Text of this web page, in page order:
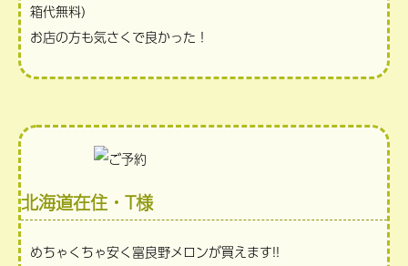
箱代無料)
お店の方も気さくで良かった！
北海道在住・T様
めちゃくちゃ安く富良野メロンが買えます!!